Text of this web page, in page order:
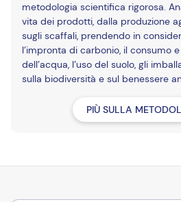
metodologia scientifica rigorosa.
vita dei prodotti, dalla produzione
sugli scaffali, prendendo in
l’impronta di carbonio, il consumo
dell’acqua, l’uso del suolo, gli
sulla biodiversità e sul benessere
PIÙ SULLA